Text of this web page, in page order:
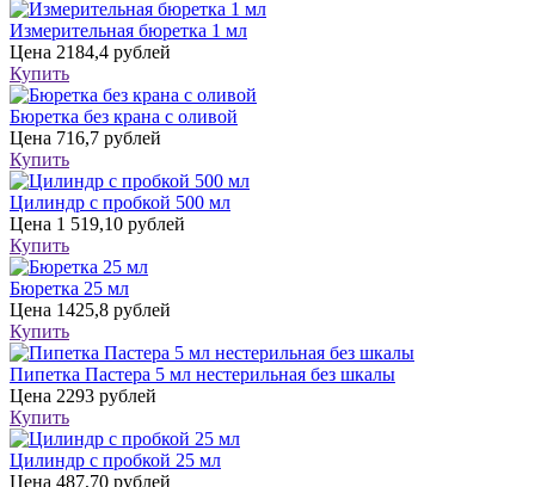
Измерительная бюретка 1 мл
Цена 2184,4 рублей
Купить
Бюретка без крана с оливой
Цена 716,7 рублей
Купить
Цилиндр с пробкой 500 мл
Цена 1 519,10 рублей
Купить
Бюретка 25 мл
Цена 1425,8 рублей
Купить
Пипетка Пастера 5 мл нестерильная без шкалы
Цена 2293 рублей
Купить
Цилиндр с пробкой 25 мл
Цена 487,70 рублей